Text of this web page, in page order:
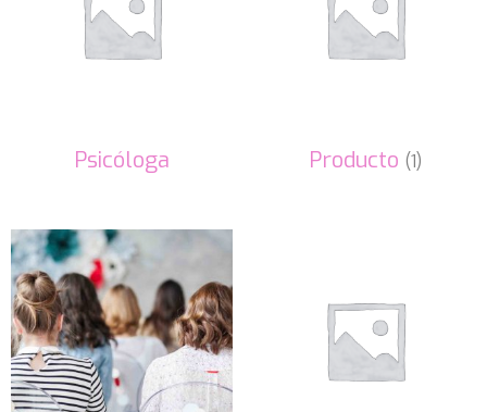
Psicóloga Producto (1)